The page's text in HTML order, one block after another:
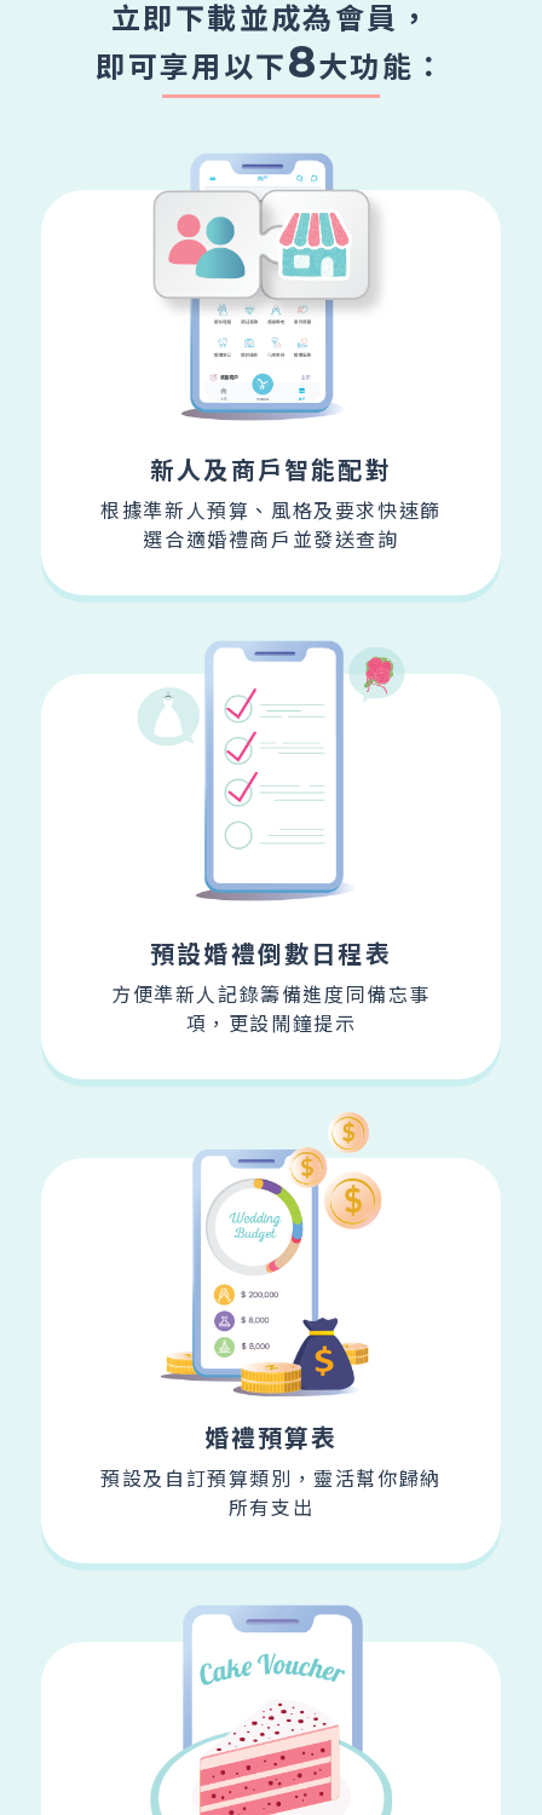
立即下載並成為會員，
即可享用以下8大功能：
新人及商戶智能配對
根據準新人預算、風格及要求快速篩
選合適婚禮商戶並發送查詢
預設婚禮倒數日程表
方便準新人記錄籌備進度同備忘事
項， 更設鬧鐘提示
婚禮預算表
預設及自訂預算類別，靈活幫你歸納
所有支出